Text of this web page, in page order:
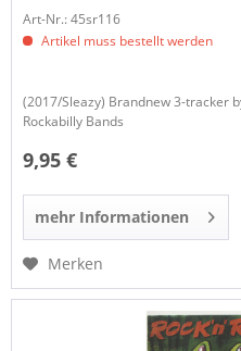
Art-Nr.: 45sr116
Artikel muss bestellt werden
(2017/Sleazy) Brandnew 3-tracker
Rockabilly Bands
9,95 €
mehr Informationen
Merken